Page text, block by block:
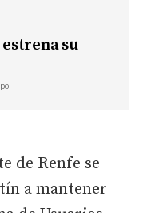
su
de Renfe se
a mantener